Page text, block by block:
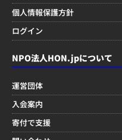
個人情報保護方針
ログイン
NPO法人HON.jpについて
運営団体
入会案内
寄付で支援